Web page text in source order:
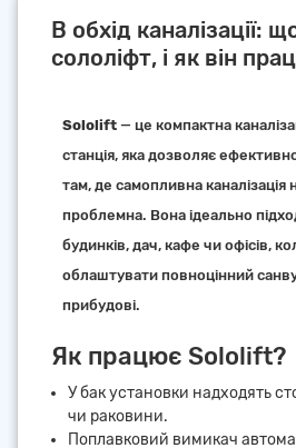
В обхід каналізації:
сололіфт, і як він
Sololift — це компактна
станція, яка дозволяє
там, де самопливна
проблемна. Вона ідеально
будинків, дач, кафе чи офісів,
облаштувати повноцінний
прибудові.
Як працює Sololift?
У бак установки надходять
чи раковини.
Поплавковий вимикач